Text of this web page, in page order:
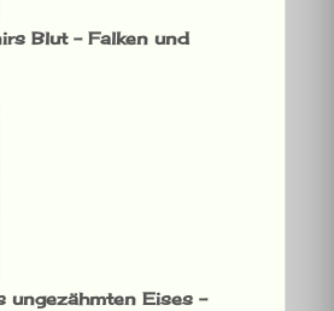
Blut – Falken und
ungezähmten Eises –